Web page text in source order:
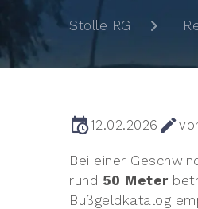
Stolle RG
12.02.2026
Bei einer
rund 50 Meter
Bußgeldkatalog